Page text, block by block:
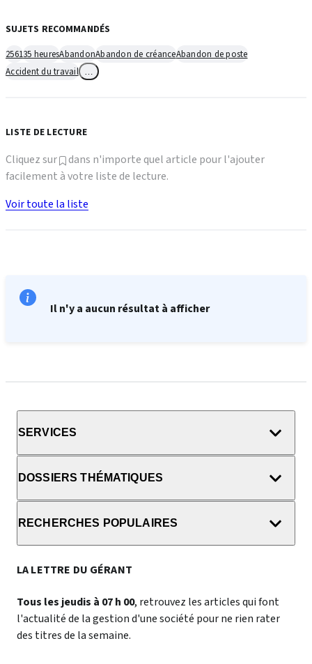
Il n'y a aucun résultat à afficher
SUJETS RECOMMANDÉS
256135 heuresAbandonAbandon de créanceAbandon de poste
Accident du travail
LISTE DE LECTURE
Cliquez sur
dans n'importe quel article pour l'ajouter
facilement à votre liste de lecture.
Voir toute la liste
SERVICES
DOSSIERS THÉMATIQUES
RECHERCHES POPULAIRES
LA LETTRE DU GÉRANT
Tous les jeudis à 07 h 00, retrouvez les articles qui font
l'actualité de la gestion d'une société pour ne rien rater
des titres de la semaine.